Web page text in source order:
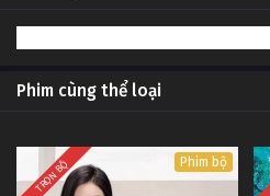
Phim cùng thể loại
TRỌN BỘ Phim bộ